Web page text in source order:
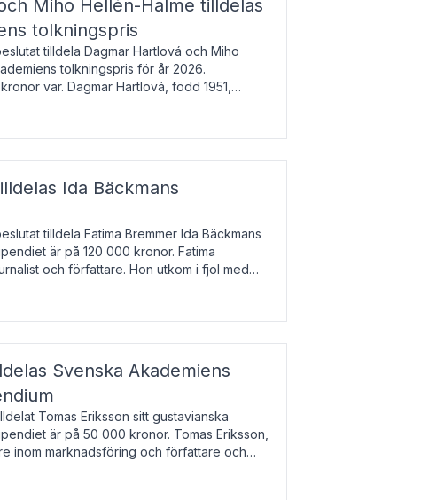
Miho Hellén-Halme tilldelas
tolkningspris
tilldela Dagmar Hartlová och Miho
tolkningspris för år 2026.
var. Dagmar Hartlová, född 1951,
svenska till tjeckiska
Ida Bäckmans
tilldela Fatima Bremmer Ida Bäckmans
är på 120 000 kronor. Fatima
och författare. Hon utkom i fjol med
blodsyst
Svenska Akademiens
Tomas Eriksson sitt gustavianska
är på 50 000 kronor. Tomas Eriksson,
inom marknadsföring och författare och